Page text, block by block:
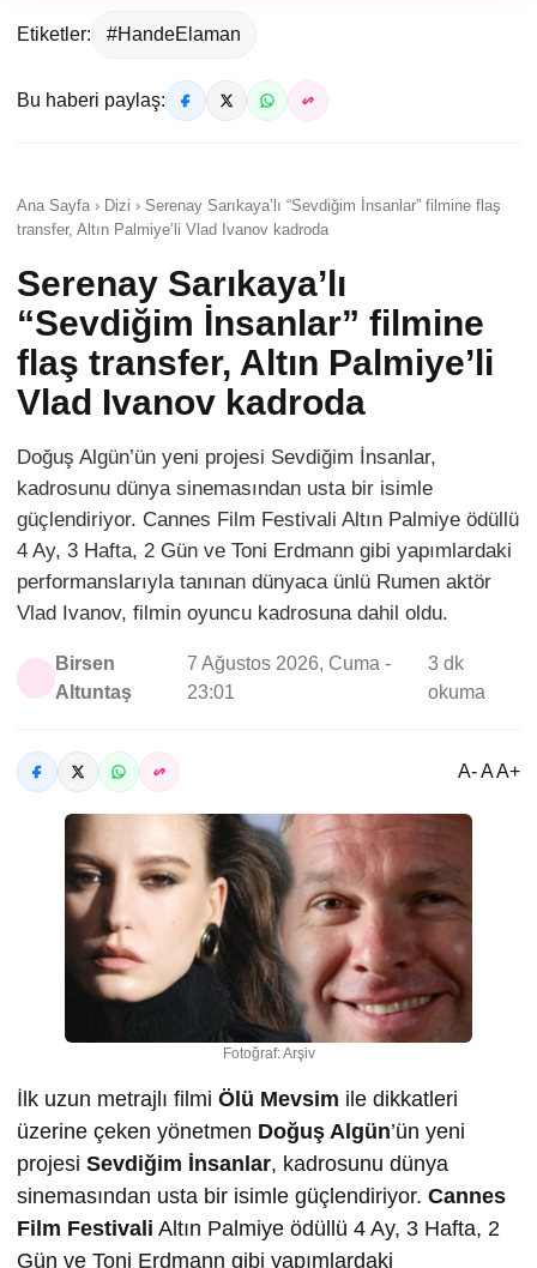
Etiketler: #HandeElaman
Bu haberi paylaş:
Ana Sayfa › Dizi › Serenay Sarıkaya’lı “Sevdiğim İnsanlar” filmine flaş
transfer, Altın Palmiye’li Vlad Ivanov kadroda
Serenay Sarıkaya’lı
“Sevdiğim İnsanlar” filmine
flaş transfer, Altın Palmiye’li
Vlad Ivanov kadroda
Doğuş Algün’ün yeni projesi Sevdiğim İnsanlar,
kadrosunu dünya sinemasından usta bir isimle
güçlendiriyor. Cannes Film Festivali Altın Palmiye ödüllü
4 Ay, 3 Hafta, 2 Gün ve Toni Erdmann gibi yapımlardaki
performanslarıyla tanınan dünyaca ünlü Rumen aktör
Vlad Ivanov, filmin oyuncu kadrosuna dahil oldu.
Birsen
Altuntaş
7 Ağustos 2026, Cuma -
23:01
3 dk
okuma
A- A A+
Fotoğraf: Arşiv
İlk uzun metrajlı filmi Ölü Mevsim ile dikkatleri
üzerine çeken yönetmen Doğuş Algün’ün yeni
projesi Sevdiğim İnsanlar, kadrosunu dünya
sinemasından usta bir isimle güçlendiriyor. Cannes
Film Festivali Altın Palmiye ödüllü 4 Ay, 3 Hafta, 2
Gün ve Toni Erdmann gibi yapımlardaki